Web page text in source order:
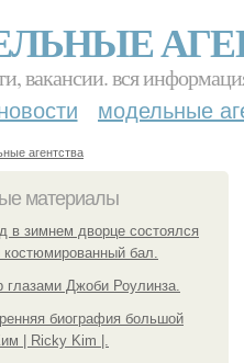
вакансии. вся
модельные
агентства
материалы
в зимнем дворце состоялся
костюмированный бал.
Джоби Роулинза.
биография большой
| Ricky Kim |.